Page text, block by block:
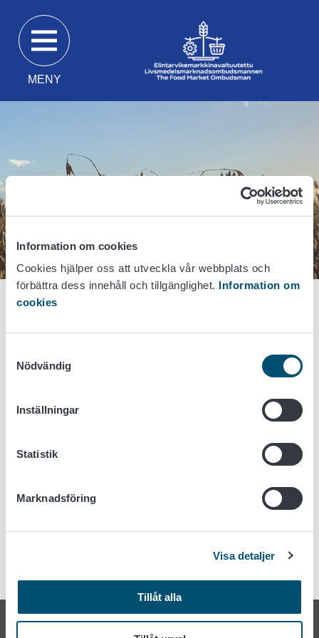
Information om cookies
Cookies hjälper oss att utveckla vår webbplats och
förbättra dess innehåll och tillgänglighet. Information om
cookies
Nödvändig
Inställningar
Statistik
Marknadsföring
Visa detaljer
Tillåt alla
innehåll
MENY
Verksamhet
Utlåtanden
Utlåtanden
publicerat några utlåtanden på svenska.
Livsmedelsmarknadsombudsmannens byrå